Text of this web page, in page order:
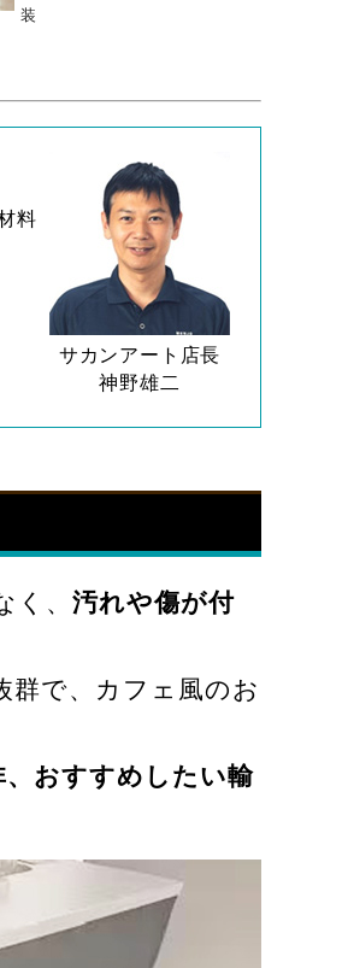
装
料
サカンアート店長
神野雄二
く、汚れや傷が付
で、カフェ風のお
、おすすめしたい輸